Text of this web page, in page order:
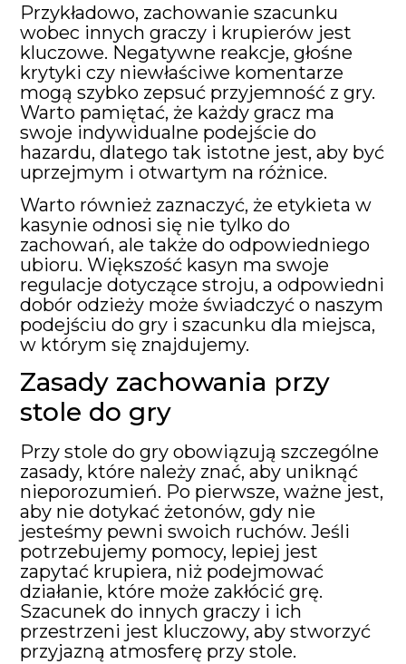
Przykładowo, zachowanie szacunku
wobec innych graczy i krupierów jest
kluczowe. Negatywne reakcje, głośne
krytyki czy niewłaściwe komentarze
mogą szybko zepsuć przyjemność z gry.
Warto pamiętać, że każdy gracz ma
swoje indywidualne podejście do
hazardu, dlatego tak istotne jest, aby być
uprzejmym i otwartym na różnice.
Warto również zaznaczyć, że etykieta w
kasynie odnosi się nie tylko do
zachowań, ale także do odpowiedniego
ubioru. Większość kasyn ma swoje
regulacje dotyczące stroju, a odpowiedni
dobór odzieży może świadczyć o naszym
podejściu do gry i szacunku dla miejsca,
w którym się znajdujemy.
Zasady zachowania przy
stole do gry
Przy stole do gry obowiązują szczególne
zasady, które należy znać, aby uniknąć
nieporozumień. Po pierwsze, ważne jest,
aby nie dotykać żetonów, gdy nie
jesteśmy pewni swoich ruchów. Jeśli
potrzebujemy pomocy, lepiej jest
zapytać krupiera, niż podejmować
działanie, które może zakłócić grę.
Szacunek do innych graczy i ich
przestrzeni jest kluczowy, aby stworzyć
przyjazną atmosferę przy stole.